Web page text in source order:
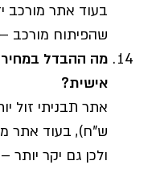
בעוד אתר מורכב
שהפיתוח מורכב
מה ההבדל
אישית?
ש"ח), בעוד אתר
ולכן גם יקר יותר